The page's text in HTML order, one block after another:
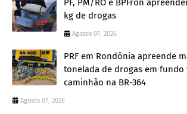
PF, PM/RO e BPFron
kg de drogas
Agosto 07, 2026
PRF em Rondônia apreende
tonelada de drogas em fundo
caminhão na BR-364
Agosto 07, 2026